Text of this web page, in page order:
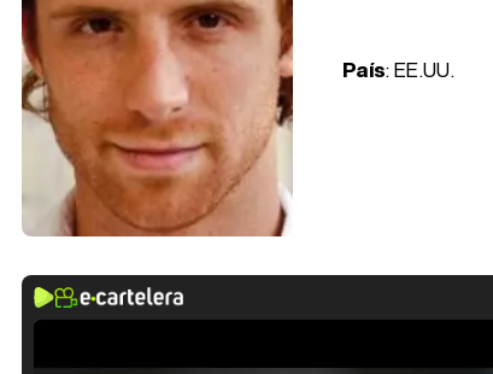
País: EE.UU.